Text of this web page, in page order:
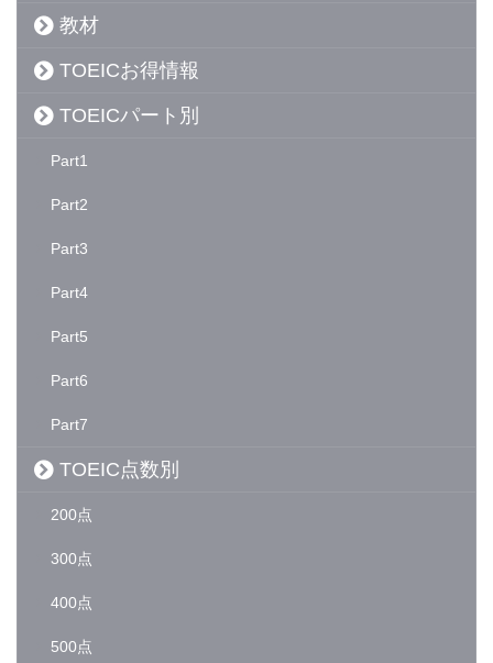
教材
TOEICお得情報
TOEICパート別
Part1
Part2
Part3
Part4
Part5
Part6
Part7
TOEIC点数別
200点
300点
400点
500点